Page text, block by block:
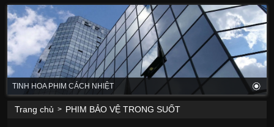
TINH HOA PHIM CÁCH NHIỆT
Trang chủ > PHIM BẢO VỆ TRONG SUỐT